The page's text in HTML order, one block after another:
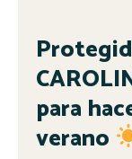
para
verano